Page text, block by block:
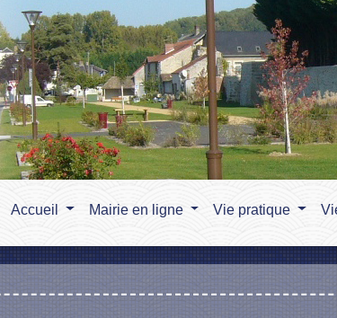
Accueil Mairie en ligne Vie pratique